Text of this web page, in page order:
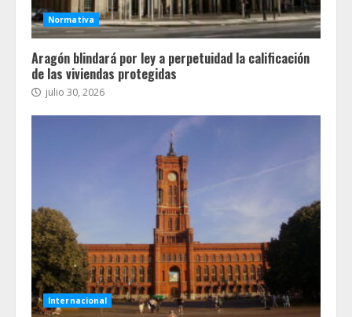
Normativa
Aragón blindará por ley a perpetuidad la calificación
de las viviendas protegidas
julio 30, 2026
Internacional